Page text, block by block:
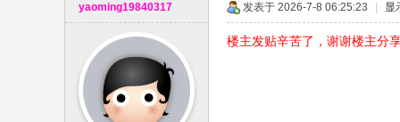
yaoming19840317 发表于 2026-7-8 06:25:23 显
楼主发贴辛苦了，谢谢楼主分享